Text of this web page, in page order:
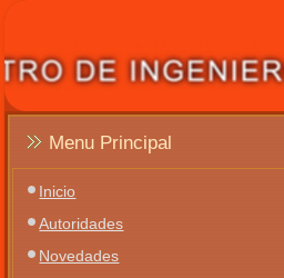
Menu Principal
Inicio
Autoridades
Novedades